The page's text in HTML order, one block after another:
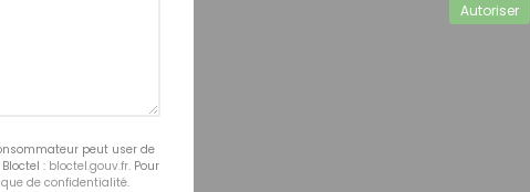
peut user de
: bloctel.gouv.fr. Pour
de confidentialité.
Autoriser